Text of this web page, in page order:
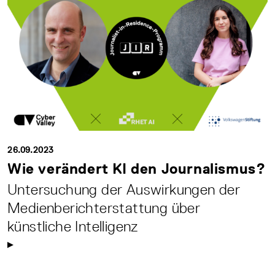
26.09.2023
Wie verändert KI den Journalismus?
Untersuchung der Auswirkungen der
Medienberichterstattung über
künstliche Intelligenz